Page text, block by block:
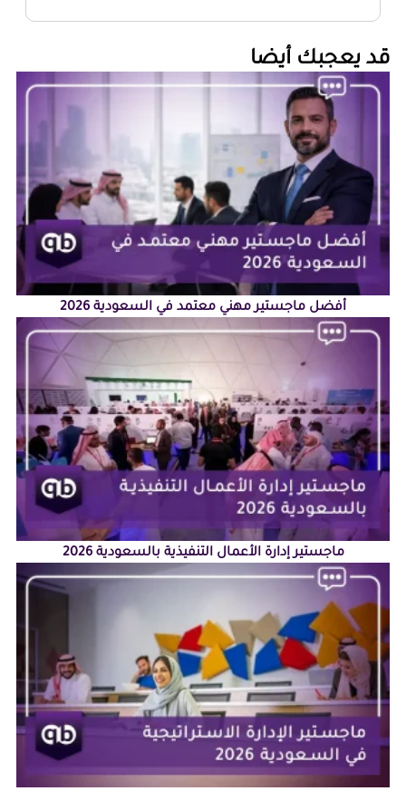
‏قد يعجبك أيضا‏
أفضل ماجستير مهني معتمد في السعودية 2026
ماجستير إدارة الأعمال التنفيذية بالسعودية 2026